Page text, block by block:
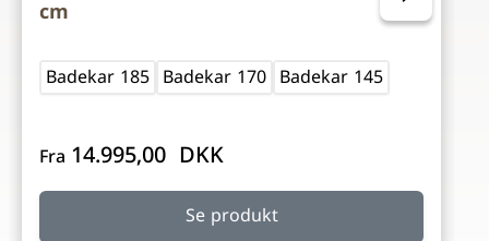
cm
Badekar 185 Badekar 170 Badekar 145
Fra 14.995,00 DKK
Se produkt